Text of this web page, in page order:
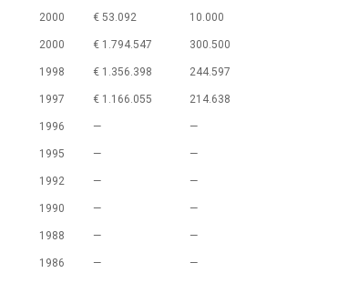
2000 € 53.092 10.000
2000 € 1.794.547 300.500
1998 € 1.356.398 244.597
1997 € 1.166.055 214.638
1996 — —
1995 — —
1992 — —
1990 — —
1988 — —
1986 — —